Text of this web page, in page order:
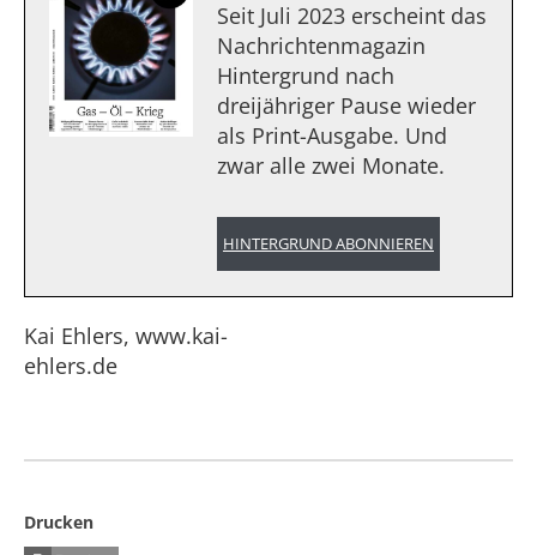
Seit Juli 2023 erscheint das
Nachrichtenmagazin
Hintergrund nach
dreijähriger Pause wieder
als Print-Ausgabe. Und
zwar alle zwei Monate.
HINTERGRUND ABONNIEREN
Kai Ehlers, www.kai-
ehlers.de
Drucken